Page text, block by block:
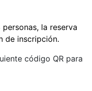
la reserva
de inscripción.
código QR para